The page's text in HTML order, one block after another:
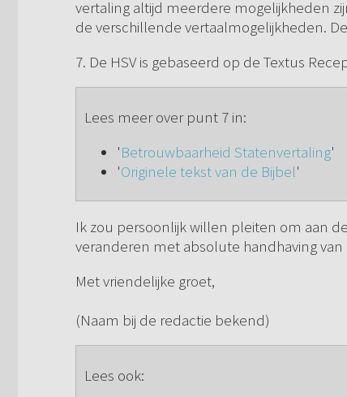
vertaling altijd meerdere mogelijkheden
de verschillende vertaalmogelijkheden.
7. De HSV is gebaseerd op de Textus
Lees meer over punt 7 in:
'Betrouwbaarheid Statenvertaling'
'Originele tekst van de Bijbel'
Ik zou persoonlijk willen pleiten om aan
veranderen met absolute handhaving
Met vriendelijke groet,
(Naam bij de redactie bekend)
Lees ook: